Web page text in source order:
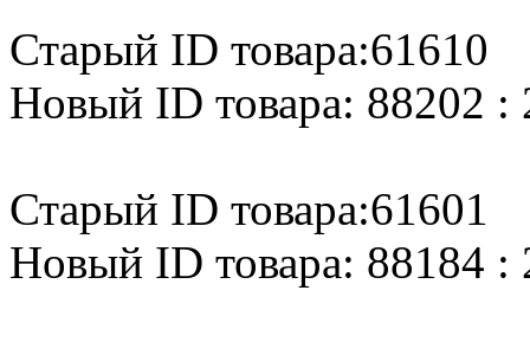
Старый ID товара:61610
Новый ID товара: 88202 :
Старый ID товара:61601
Новый ID товара: 88184 :